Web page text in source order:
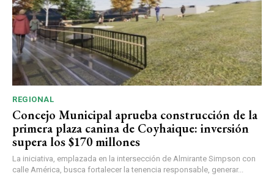
REGIONAL
Concejo Municipal aprueba construcción de la
primera plaza canina de Coyhaique: inversión
supera los $170 millones
La iniciativa, emplazada en la intersección de Almirante Simpson con
calle América, busca fortalecer la tenencia responsable, generar...